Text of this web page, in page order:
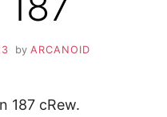
by ARCANOID
187 cRew.